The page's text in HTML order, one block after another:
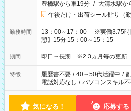
豊橋駅から車19分 / 大清水駅か
午後だけ・出荷シール貼り（
勤務時間
13：00～17：00 ※実働3.75時間 ◆16時までも相談可能
憩】15分 15：00～15：15
期間 即日～長期 ※2.3ヵ月毎の更新
特徴 履歴書不要 / 40～50代活躍中 /
電話対応なし / パソコンスキル
気になる！ 応募する